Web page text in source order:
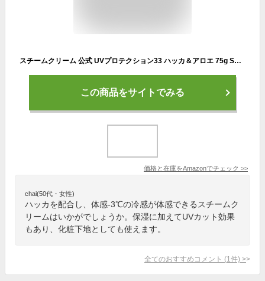
スチームクリーム 公式 UVプロテクション33 ハッカ＆アロエ 75g SPF33 PA+++ 日焼け止め 化粧下地 乳液保湿 UVクリーム UVカット 紫外線対策 保湿 日本製 STEAMCREAM ギフト プレゼント 簡単スキンケア
この商品をサイトでみる
価格と在庫をAmazonでチェック >>
chai(50代・女性)
ハッカを配合し、体感-3℃の冷感が体感できるスチームク
リームはいかがでしょうか。保湿に加えてUVカット効果
もあり、化粧下地としても使えます。
全てのおすすめコメント (1 件) >